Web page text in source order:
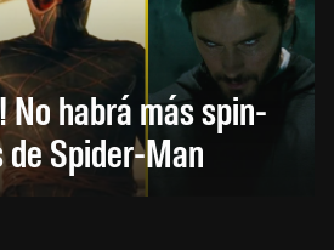
No habrá más spin-
Spider-Man